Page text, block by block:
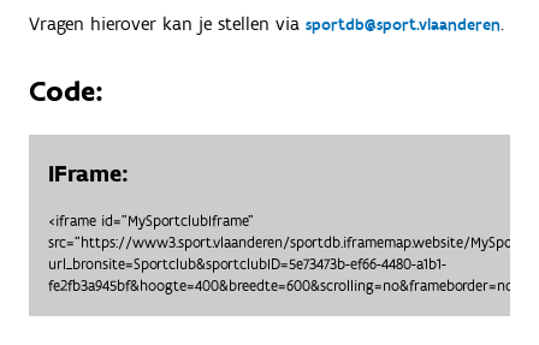
Vragen hierover kan je stellen via sportdb@sport.vlaanderen.
Code:
IFrame:
<iframe id="MySportclubIframe"
src="https://www3.sport.vlaanderen/sportdb.iframemap.website/
url_bronsite=Sportclub&sportclubID=5e73473b-ef66-4480-a1b1-
fe2fb3a945bf&hoogte=400&breedte=600&scrolling=no&frameborder=no">